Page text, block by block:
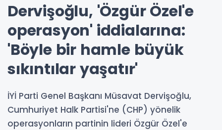
Dervişoğlu, 'Özgür Özel'e
operasyon' iddialarına:
'Böyle bir hamle büyük
sıkıntılar yaşatır'
İYİ Parti Genel Başkanı Müsavat Dervişoğlu,
Cumhuriyet Halk Partisi'ne (CHP) yönelik
operasyonların partinin lideri Özgür Özel'e